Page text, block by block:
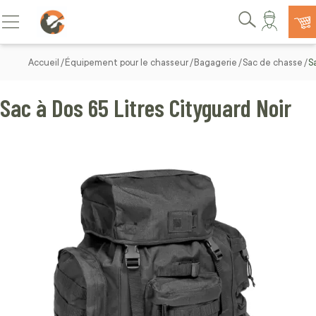
Allez au contenu
Basculer la navigation
Rechercher
Accueil Équipement pour le chasseur Bagagerie Sac de chasse
Sac à Dos 65 Litres Cityguard Noir